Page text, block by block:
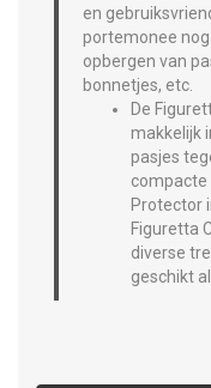
en
portemonee
opbergen van
bonnetjes, etc.
De
makkelijk
pasjes
compacte
Protector
Figuretta
diverse
geschikt